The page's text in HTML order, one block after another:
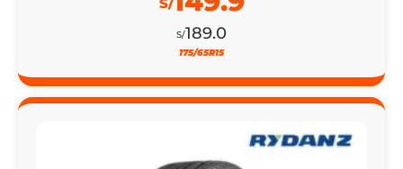
S/189.0
175/65R15